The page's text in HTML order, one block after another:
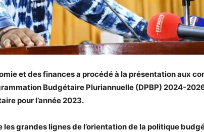
et des finances a procédé à la présentation aux
Budgétaire Pluriannuelle (DPBP) 2024-
pour l’année 2023.
grandes lignes de l’orientation de la politique